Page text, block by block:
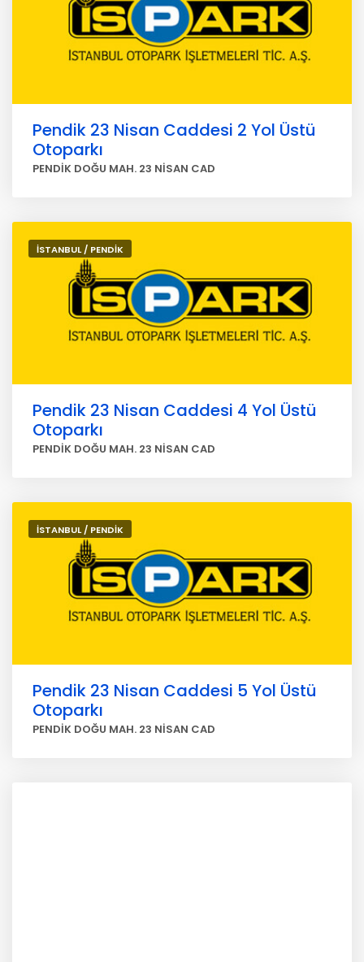
Pendik 23 Nisan Caddesi 2 Yol Üstü
Otoparkı
PENDİK DOĞU MAH. 23 NİSAN CAD
İSTANBUL / PENDİK
Pendik 23 Nisan Caddesi 4 Yol Üstü
Otoparkı
PENDİK DOĞU MAH. 23 NİSAN CAD
İSTANBUL / PENDİK
Pendik 23 Nisan Caddesi 5 Yol Üstü
Otoparkı
PENDİK DOĞU MAH. 23 NİSAN CAD